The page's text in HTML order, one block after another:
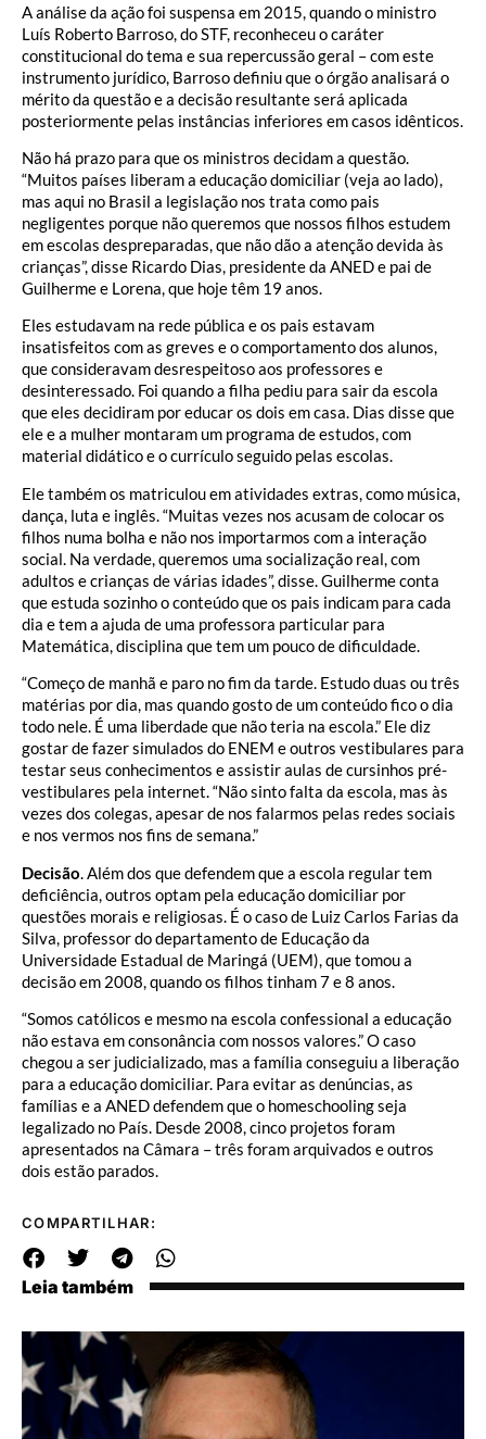
A análise da ação foi suspensa em 2015, quando o ministro
Luís Roberto Barroso, do STF, reconheceu o caráter
constitucional do tema e sua repercussão geral – com este
instrumento jurídico, Barroso definiu que o órgão analisará o
mérito da questão e a decisão resultante será aplicada
posteriormente pelas instâncias inferiores em casos idênticos.
Não há prazo para que os ministros decidam a questão.
“Muitos países liberam a educação domiciliar (veja ao lado),
mas aqui no Brasil a legislação nos trata como pais
negligentes porque não queremos que nossos filhos estudem
em escolas despreparadas, que não dão a atenção devida às
crianças”, disse Ricardo Dias, presidente da ANED e pai de
Guilherme e Lorena, que hoje têm 19 anos.
Eles estudavam na rede pública e os pais estavam
insatisfeitos com as greves e o comportamento dos alunos,
que consideravam desrespeitoso aos professores e
desinteressado. Foi quando a filha pediu para sair da escola
que eles decidiram por educar os dois em casa. Dias disse que
ele e a mulher montaram um programa de estudos, com
material didático e o currículo seguido pelas escolas.
Ele também os matriculou em atividades extras, como música,
dança, luta e inglês. “Muitas vezes nos acusam de colocar os
filhos numa bolha e não nos importarmos com a interação
social. Na verdade, queremos uma socialização real, com
adultos e crianças de várias idades”, disse. Guilherme conta
que estuda sozinho o conteúdo que os pais indicam para cada
dia e tem a ajuda de uma professora particular para
Matemática, disciplina que tem um pouco de dificuldade.
“Começo de manhã e paro no fim da tarde. Estudo duas ou três
matérias por dia, mas quando gosto de um conteúdo fico o dia
todo nele. É uma liberdade que não teria na escola.” Ele diz
gostar de fazer simulados do ENEM e outros vestibulares para
testar seus conhecimentos e assistir aulas de cursinhos pré-
vestibulares pela internet. “Não sinto falta da escola, mas às
vezes dos colegas, apesar de nos falarmos pelas redes sociais
e nos vermos nos fins de semana.”
Decisão . Além dos que defendem que a escola regular tem
deficiência, outros optam pela educação domiciliar por
questões morais e religiosas. É o caso de Luiz Carlos Farias da
Silva, professor do departamento de Educação da
Universidade Estadual de Maringá (UEM), que tomou a
decisão em 2008, quando os filhos tinham 7 e 8 anos.
“Somos católicos e mesmo na escola confessional a educação
não estava em consonância com nossos valores.” O caso
chegou a ser judicializado, mas a família conseguiu a liberação
para a educação domiciliar. Para evitar as denúncias, as
famílias e a ANED defendem que o homeschooling seja
legalizado no País. Desde 2008, cinco projetos foram
apresentados na Câmara – três foram arquivados e outros
dois estão parados.
COMPARTILHAR:
Leia também